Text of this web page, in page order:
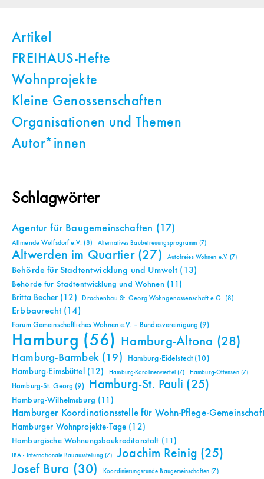
Artikel
FREIHAUS-Hefte
Wohnprojekte
Kleine Genossenschaften
Organisationen und Themen
Autor*innen
Schlagwörter
Agentur für Baugemeinschaften (17)
Allmende Wulfsdorf e.V. (8) Alternatives Baubetreuungsprogramm (7)
Altwerden im Quartier(27) Autofreies Wohnen e.V. (7)
Behörde für Stadtentwicklung und Umwelt (13)
Behörde für Stadtentwicklung und Wohnen(11)
Britta Becher(12) Drachenbau St. Georg Wohngenossenschaft e.G. (8)
Erbbaurecht(14)
Forum Gemeinschaftliches Wohnen e.V. – Bundesvereinigung (9)
Hamburg (56) Hamburg-Altona (28)
Hamburg-Barmbek(19) Hamburg-Eidelstedt(10)
Hamburg-Eimsbüttel (12) Hamburg-Karolinenviertel (7) Hamburg-Ottensen(7)
Hamburg-St. Georg (9) Hamburg-St. Pauli (25)
Hamburg-Wilhelmsburg (11)
Hamburger Koordinationsstelle für Wohn-Pflege-
Hamburger Wohnprojekte-Tage (12)
Hamburgische Wohnungsbaukreditanstalt (11)
IBA - Internationale Bauausstellung (7) Joachim Reinig (25)
Josef Bura (30) Koordinierungsrunde Baugemeinschaften (7)